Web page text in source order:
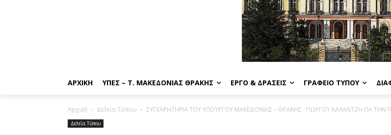
ΑΡΧΙΚΉ ΥΠΕΣ – Τ. ΜΑΚΕΔΟΝΊΑΣ ΘΡΆΚΗΣ ΈΡΓΟ & ΔΡΆΣΕΙΣ ΓΡΑΦΕΊΟ ΤΎΠΟΥ
Αρχική Δελτία Τύπου ΣΥΓΧΑΡΗΤΗΡΙΑ ΤΟΥ ΥΠΟΥΡΓΟΥ ΜΑΚΕΔΟΝΙΑΣ – ΘΡΑΚΗΣ . ΓΙΩΡΓΟΥ ΚΑΛΑΝΤΖΗ ΓΙΑ ΤΗΝ
Δελτία Τύπου